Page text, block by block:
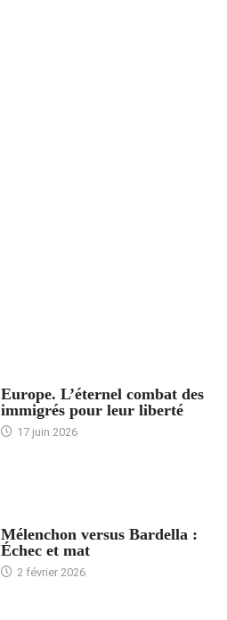
Europe. L’éternel combat des
immigrés pour leur liberté
17 juin 2026
Mélenchon versus Bardella :
Échec et mat
2 février 2026